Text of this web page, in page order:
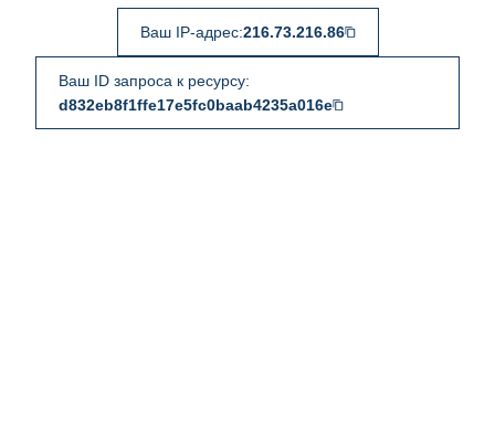
Ваш IP-адрес:216.73.216.86
Ваш ID запроса к ресурсу:
d832eb8f1ffe17e5fc0baab4235a016e